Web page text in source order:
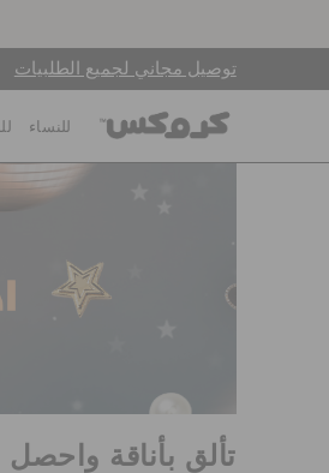
توصيل مجاني لجميع الطلبيات
للنساء
تألق بأناقة